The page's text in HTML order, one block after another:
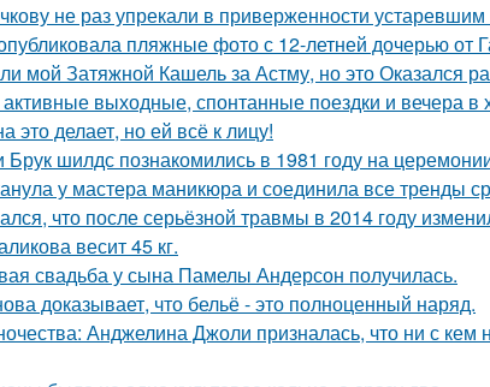
не раз упрекали в приверженности
пляжные фото с 12-летней дочерью от
мой Затяжной Кашель за Астму, но это Оказался
выходные, спонтанные поездки и вечера в
это делает, но ей всё к лицу!
шилдс познакомились в 1981 году на
у мастера маникюра и соединила все тренды
что после серьёзной травмы в 2014 году
весит 45 кг.
свадьба у сына Памелы Андерсон получилась.
доказывает, что бельё - это полноценный наряд.
Анджелина Джоли призналась, что ни с кем